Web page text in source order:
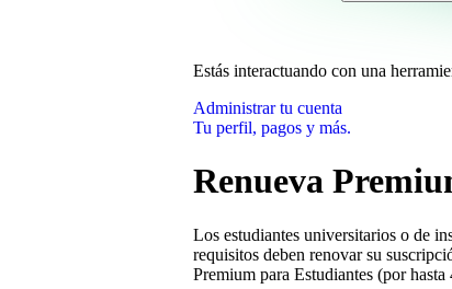
Estás interactuando con una
Administrar tu cuenta
Tu perfil, pagos y más.
Renueva
Los estudiantes universitarios o de
requisitos deben renovar su
Premium para Estudiantes (por hasta